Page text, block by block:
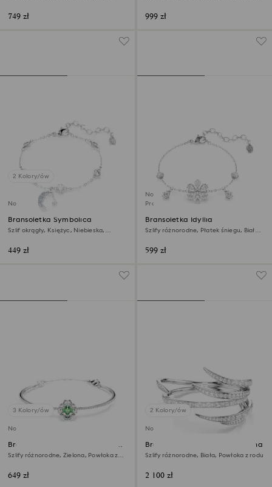
749 zł 999 zł
2 Kolory/ów
Nowość
Bransoletka Symbolica
Szlif okrągły, Księżyc, Niebieska,
449 zł
Nowość
Produkt dostępny wyłącznie online
Bransoletka Idyllia
Szlify różnorodne, Płatek śniegu, Biała,
599 zł
3 Kolory/ów
Nowość
Bransoletka typu bangle Una
Angelic
Szlify różnorodne, Zielona, Powłoka z
649 zł
2 Kolory/ów
Nowość
Bransoletka typu bangle Vienna
Szlify różnorodne, Biała, Powłoka z rodu
2 100 zł